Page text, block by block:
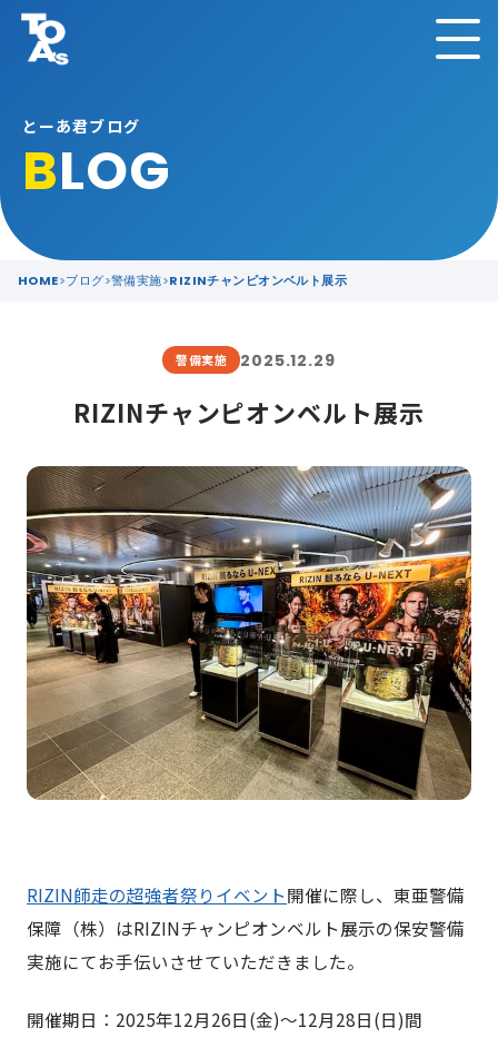
とーあ君ブログ
BLOG
HOME ブログ 警備実施 RIZINチャンピオンベルト展示
警備実施 2025.12.29
RIZINチャンピオンベルト展示
RIZIN師走の超強者祭りイベント開催に際し、東亜警備
保障（株）はRIZINチャンピオンベルト展示の保安警備
実施にてお手伝いさせていただきました。
開催期日：2025年12月26日(金)〜12月28日(日)間